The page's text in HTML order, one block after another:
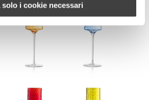
solo i cookie necessari